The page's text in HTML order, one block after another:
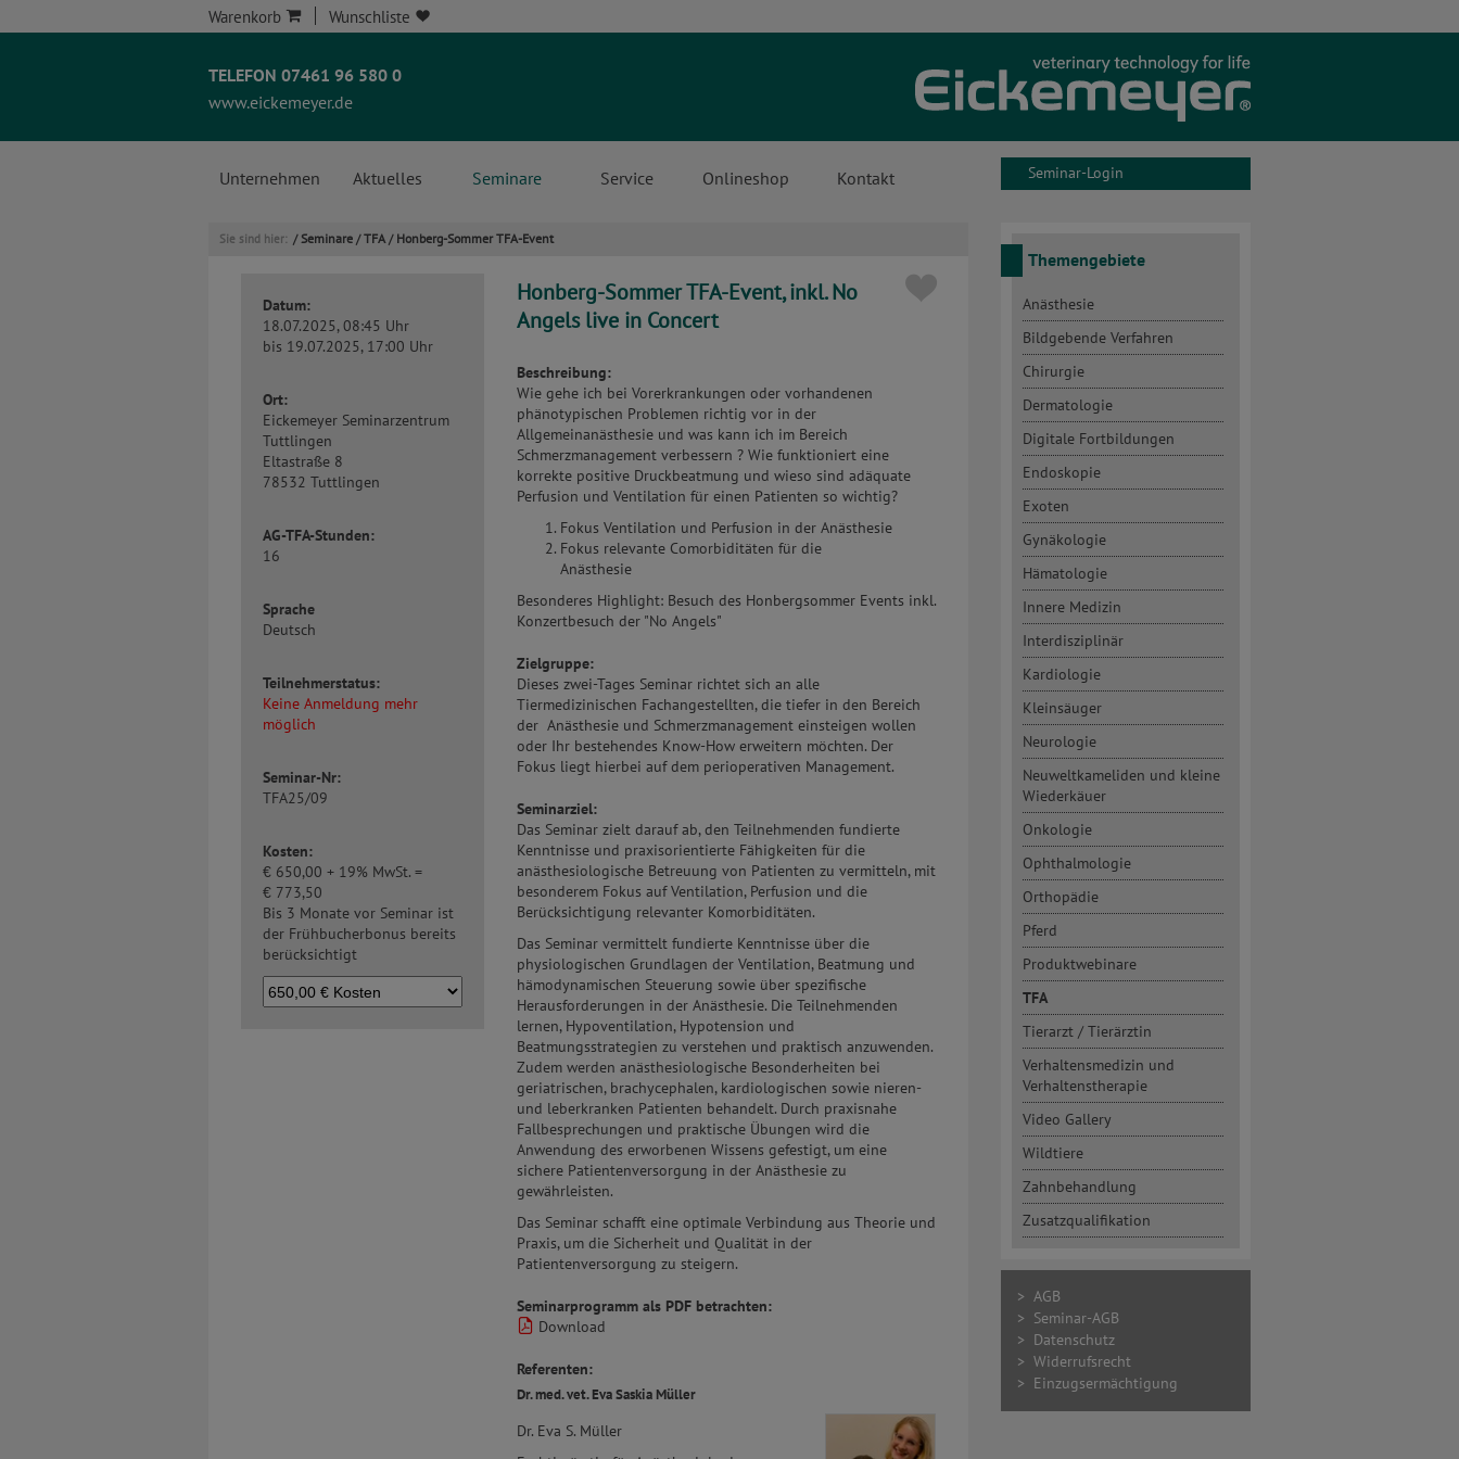
Warenkorb Wunschliste
TELEFON 07461 96 580 0
www.eickemeyer.de
Unternehmen Aktuelles Seminare Service Onlineshop Kontakt
Sie sind hier: /Seminare /TFA/ Honberg-Sommer TFA-Event
Datum:
18.07.2025, 08:45 Uhr
bis 19.07.2025, 17:00 Uhr
Ort:
Eickemeyer Seminarzentrum
Tuttlingen
Eltastraße 8
78532 Tuttlingen
AG-TFA-Stunden:
16
Sprache
Deutsch
Teilnehmerstatus:
Keine Anmeldung mehr
möglich
Seminar-Nr:
TFA25/09
Kosten:
€ 650,00 + 19% MwSt. =
€ 773,50
Bis 3 Monate vor Seminar ist
der Frühbucherbonus bereits
berücksichtigt
Honberg-Sommer TFA-Event, inkl. No
Angels live in Concert
Beschreibung:
Wie gehe ich bei Vorerkrankungen oder vorhandenen
phänotypischen Problemen richtig vor in der
Allgemeinanästhesie und was kann ich im Bereich
Schmerzmanagement verbessern ? Wie funktioniert eine
korrekte positive Druckbeatmung und wieso sind adäquate
Perfusion und Ventilation für einen Patienten so wichtig?
Fokus Ventilation und Perfusion in der Anästhesie
Fokus relevante Comorbiditäten für die
Anästhesie
Besonderes Highlight: Besuch des Honbergsommer Events inkl.
Konzertbesuch der "No Angels"
Zielgruppe:
Dieses zwei-Tages Seminar richtet sich an alle
Tiermedizinischen Fachangestellten, die tiefer in den Bereich
der Anästhesie und Schmerzmanagement einsteigen wollen
oder Ihr bestehendes Know-How erweitern möchten. Der
Fokus liegt hierbei auf dem perioperativen Management.
Seminarziel:
Das Seminar zielt darauf ab, den Teilnehmenden fundierte
Kenntnisse und praxisorientierte Fähigkeiten für die
anästhesiologische Betreuung von Patienten zu vermitteln, mit
besonderem Fokus auf Ventilation, Perfusion und die
Berücksichtigung relevanter Komorbiditäten.
Das Seminar vermittelt fundierte Kenntnisse über die
physiologischen Grundlagen der Ventilation, Beatmung und
hämodynamischen Steuerung sowie über spezifische
Herausforderungen in der Anästhesie. Die Teilnehmenden
lernen, Hypoventilation, Hypotension und
Beatmungsstrategien zu verstehen und praktisch anzuwenden.
Zudem werden anästhesiologische Besonderheiten bei
geriatrischen, brachycephalen, kardiologischen sowie nieren-
und leberkranken Patienten behandelt. Durch praxisnahe
Fallbesprechungen und praktische Übungen wird die
Anwendung des erworbenen Wissens gefestigt, um eine
sichere Patientenversorgung in der Anästhesie zu
gewährleisten.
Das Seminar schafft eine optimale Verbindung aus Theorie und
Praxis, um die Sicherheit und Qualität in der
Patientenversorgung zu steigern.
Seminarprogramm als PDF betrachten:
Download
Referenten:
Dr. med. vet. Eva Saskia Müller
Dr. Eva S. Müller
Seminar-Login
Themengebiete
Anästhesie
Bildgebende Verfahren
Chirurgie
Dermatologie
Digitale Fortbildungen
Endoskopie
Exoten
Gynäkologie
Hämatologie
Innere Medizin
Interdisziplinär
Kardiologie
Kleinsäuger
Neurologie
Neuweltkameliden und kleine
Wiederkäuer
Onkologie
Ophthalmologie
Orthopädie
Pferd
Produktwebinare
TFA
Tierarzt / Tierärztin
Verhaltensmedizin und
Verhaltenstherapie
Video Gallery
Wildtiere
Zahnbehandlung
Zusatzqualifikation
> AGB
> Seminar-AGB
> Datenschutz
> Widerrufsrecht
> Einzugsermächtigung
Aktuelles